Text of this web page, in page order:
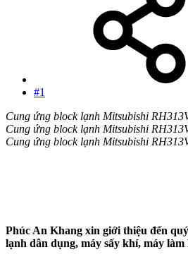
#1
Cung ứng block lạnh Mitsubishi
Cung ứng block lạnh Mitsubishi
Cung ứng block lạnh Mitsubishi
Phúc An Khang xin giới thiệu đến
lạnh dân dụng, máy sấy khí, máy